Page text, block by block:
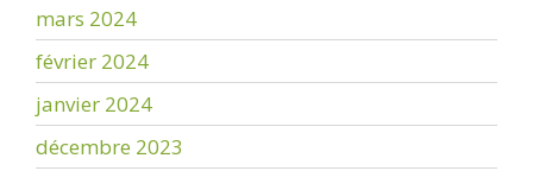
mars 2024
février 2024
janvier 2024
décembre 2023